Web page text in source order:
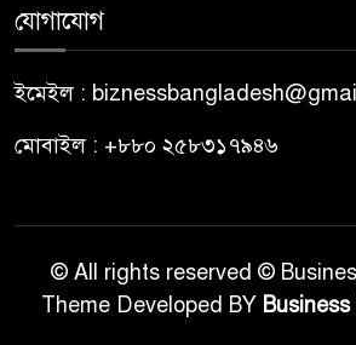
যোগাযোগ
ইমেইল :
মোবাইল : +৮৮০ ২৫৮৩১৭৯৪৬
© All rights reserved ©
Theme Developed BY